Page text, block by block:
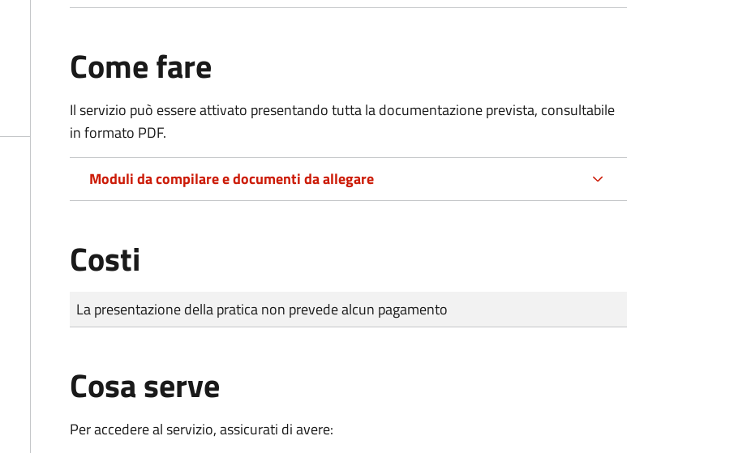
Come fare
Il servizio può essere attivato presentando tutta la documentazione prevista, consultabile
in formato PDF.
Moduli da compilare e documenti da allegare
Costi
Tipo di pagamento
Importo
La presentazione della pratica non prevede alcun pagamento
Cosa serve
Per accedere al servizio, assicurati di avere: